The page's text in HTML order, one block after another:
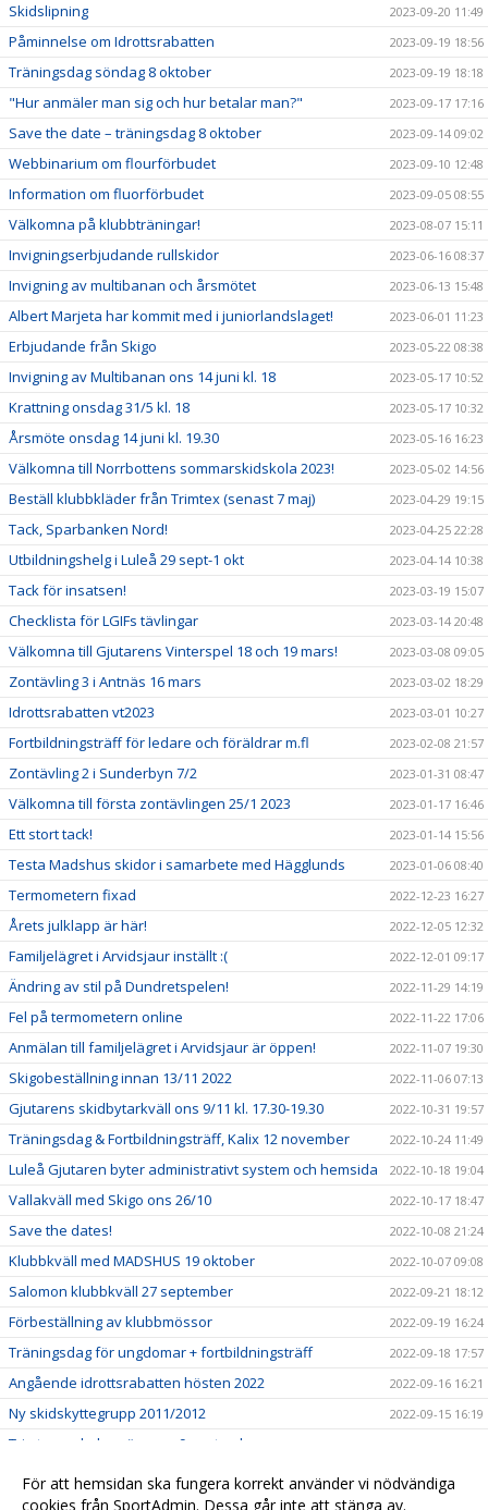
Skidslipning 2023-09-20 11:49
Påminnelse om Idrottsrabatten 2023-09-19 18:56
Träningsdag söndag 8 oktober 2023-09-19 18:18
"Hur anmäler man sig och hur betalar man?" 2023-09-17 17:16
Save the date – träningsdag 8 oktober 2023-09-14 09:02
Webbinarium om flourförbudet 2023-09-10 12:48
Information om fluorförbudet 2023-09-05 08:55
Välkomna på klubbträningar! 2023-08-07 15:11
Invigningserbjudande rullskidor 2023-06-16 08:37
Invigning av multibanan och årsmötet 2023-06-13 15:48
Albert Marjeta har kommit med i juniorlandslaget! 2023-06-01 11:23
Erbjudande från Skigo 2023-05-22 08:38
Invigning av Multibanan ons 14 juni kl. 18 2023-05-17 10:52
Krattning onsdag 31/5 kl. 18 2023-05-17 10:32
Årsmöte onsdag 14 juni kl. 19.30 2023-05-16 16:23
Välkomna till Norrbottens sommarskidskola 2023! 2023-05-02 14:56
Beställ klubbkläder från Trimtex (senast 7 maj) 2023-04-29 19:15
Tack, Sparbanken Nord! 2023-04-25 22:28
Utbildningshelg i Luleå 29 sept-1 okt 2023-04-14 10:38
Tack för insatsen! 2023-03-19 15:07
Checklista för LGIFs tävlingar 2023-03-14 20:48
Välkomna till Gjutarens Vinterspel 18 och 19 mars! 2023-03-08 09:05
Zontävling 3 i Antnäs 16 mars 2023-03-02 18:29
Idrottsrabatten vt2023 2023-03-01 10:27
Fortbildningsträff för ledare och föräldrar m.fl 2023-02-08 21:57
Zontävling 2 i Sunderbyn 7/2 2023-01-31 08:47
Välkomna till första zontävlingen 25/1 2023 2023-01-17 16:46
Ett stort tack! 2023-01-14 15:56
Testa Madshus skidor i samarbete med Hägglunds 2023-01-06 08:40
Termometern fixad 2022-12-23 16:27
Årets julklapp är här! 2022-12-05 12:32
Familjelägret i Arvidsjaur inställt :( 2022-12-01 09:17
Ändring av stil på Dundretspelen! 2022-11-29 14:19
Fel på termometern online 2022-11-22 17:06
Anmälan till familjelägret i Arvidsjaur är öppen! 2022-11-07 19:30
Skigobeställning innan 13/11 2022 2022-11-06 07:13
Gjutarens skidbytarkväll ons 9/11 kl. 17.30-19.30 2022-10-31 19:57
Träningsdag & Fortbildningsträff, Kalix 12 november 2022-10-24 11:49
Luleå Gjutaren byter administrativt system och hemsida 2022-10-18 19:04
Vallakväll med Skigo ons 26/10 2022-10-17 18:47
Save the dates! 2022-10-08 21:24
Klubbkväll med MADSHUS 19 oktober 2022-10-07 09:08
Salomon klubbkväll 27 september 2022-09-21 18:12
Förbeställning av klubbmössor 2022-09-19 16:24
Träningsdag för ungdomar + fortbildningsträff 2022-09-18 17:57
Angående idrottsrabatten hösten 2022 2022-09-16 16:21
Ny skidskyttegrupp 2011/2012 2022-09-15 16:19
Trimtex webshop öppnar 9 september
Nytt administrativt system på gång! 2022-08-19 16:14
Tränarutbildningar 2022-07-27 15:06
För att hemsidan ska fungera korrekt använder vi nödvändiga
cookies från SportAdmin. Dessa går inte att stänga av.